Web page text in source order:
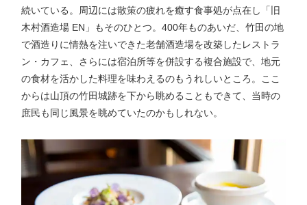
続いている。周辺には散策の疲れを癒す食事処が点在し「旧
木村酒造場 EN」もそのひとつ。400年ものあいだ、竹田の地
で酒造りに情熱を注いできた老舗酒造場を改築したレストラ
ン・カフェ、さらには宿泊所等を併設する複合施設で、地元
の食材を活かした料理を味わえるのもうれしいところ。ここ
からは山頂の竹田城跡を下から眺めることもできて、当時の
庶民も同じ風景を眺めていたのかもしれない。